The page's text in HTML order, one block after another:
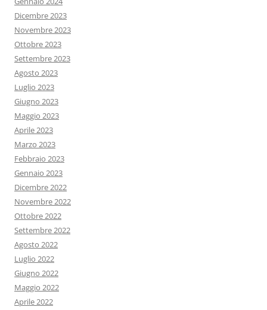
Dicembre 2023
Novembre 2023
Ottobre 2023
Settembre 2023
Agosto 2023
Luglio 2023
Giugno 2023
Maggio 2023
Aprile 2023
Marzo 2023
Febbraio 2023
Gennaio 2023
Dicembre 2022
Novembre 2022
Ottobre 2022
Settembre 2022
Agosto 2022
Luglio 2022
Giugno 2022
Maggio 2022
Aprile 2022